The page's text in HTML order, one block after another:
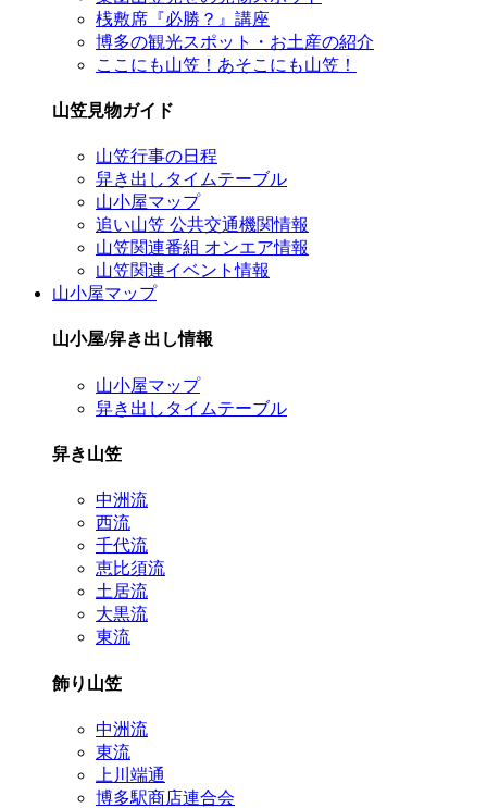
桟敷席『必勝？』講座
博多の観光スポット・お土産の紹介
ここにも山笠！あそこにも山笠！
山笠見物ガイド
山笠行事の日程
舁き出しタイムテーブル
山小屋マップ
追い山笠 公共交通機関情報
山笠関連番組 オンエア情報
山笠関連イベント情報
山小屋マップ
山小屋/舁き出し情報
山小屋マップ
舁き出しタイムテーブル
舁き山笠
中洲流
西流
千代流
恵比須流
土居流
大黒流
東流
飾り山笠
中洲流
東流
上川端通
博多駅商店連合会